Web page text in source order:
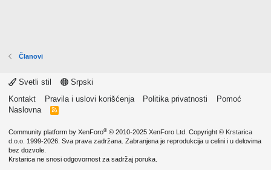
Članovi
Svetli stil
Srpski
Kontakt
Pravila i uslovi korišćenja Politika privatnosti
Pomoć
Naslovna
R
Community platform by XenForo® © 2010-2025 XenForo Ltd. Copyright © Krstarica
d.o.o. 1999-2026. Sva prava zadržana. Zabranjena je reprodukcija u celini i u delovima
bez dozvole.
Krstarica ne snosi odgovornost za sadržaj poruka.